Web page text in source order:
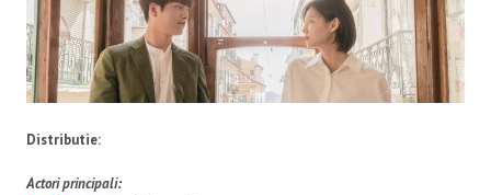
Distributie:
Actori principali: